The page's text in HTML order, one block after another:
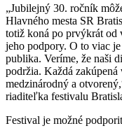
„Jubilejný 30. ročník
Hlavného mesta SR
totiž koná po prvýkrát od
jeho podpory. O to viac
publika. Veríme, že naši
podržia. Každá
medzinárodný a
riaditeľka festivalu
Festival je možné